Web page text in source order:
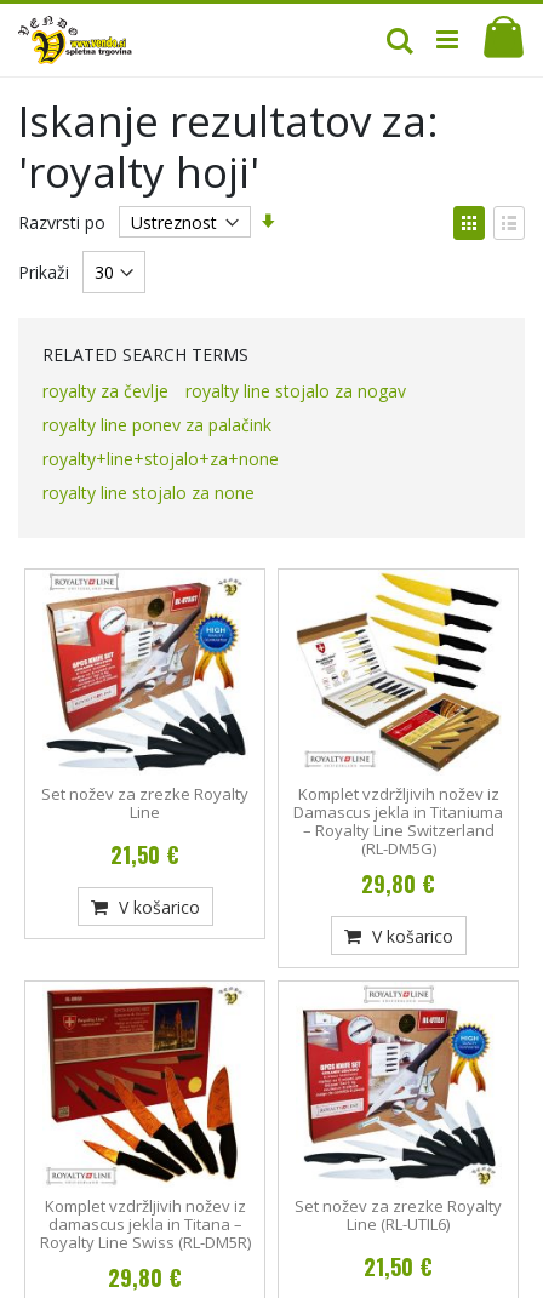
Iskanje
Iskanje rezultatov za:
'royalty hoji'
Razvrsti po
Nastavi
kot
Prikaži
RELATED SEARCH TERMS
royalty za čevlje
royalty line stojalo za nogav
royalty line ponev za palačink
royalty+line+stojalo+za+none
royalty line stojalo za none
Set nožev za zrezke Royalty
Line
21,50 €
V košarico
Komplet vzdržljivih nožev iz
Damascus jekla in Titaniuma
– Royalty Line Switzerland
(RL-DM5G)
29,80 €
V košarico
Komplet vzdržljivih nožev iz
damascus jekla in Titana –
Royalty Line Swiss (RL-DM5R)
29,80 €
Set nožev za zrezke Royalty
Line (RL-UTIL6)
21,50 €